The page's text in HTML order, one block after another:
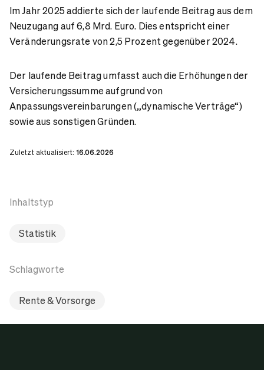
Im Jahr 2025 addierte sich der laufende Beitrag aus dem
Neuzugang auf 6,8 Mrd. Euro. Dies entspricht einer
Veränderungsrate von 2,5 Prozent gegenüber 2024.
Der laufende Beitrag umfasst auch die Erhöhungen der
Versicherungssumme aufgrund von
Anpassungsvereinbarungen („dynamische Verträge“)
sowie aus sonstigen Gründen.
Zuletzt aktualisiert: 16.06.2026
Inhaltstyp
Statistik
Schlagworte
Rente & Vorsorge